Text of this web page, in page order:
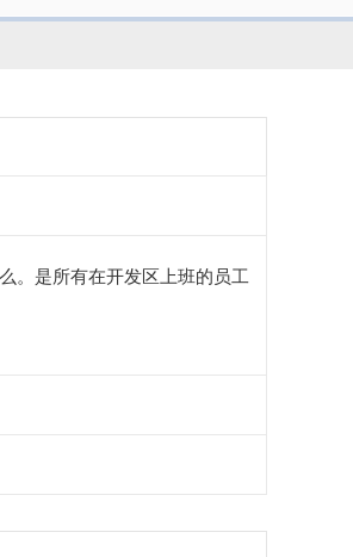
。是所有在开发区上班的员工